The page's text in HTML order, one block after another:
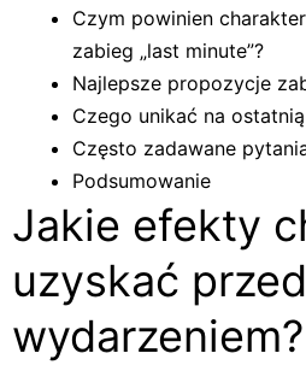
Czym powinien
zabieg „last minute”?
Najlepsze propozycje
Czego unikać na
Często zadawane
Podsumowanie
Jakie efekty
uzyskać przed
wydarzeniem?